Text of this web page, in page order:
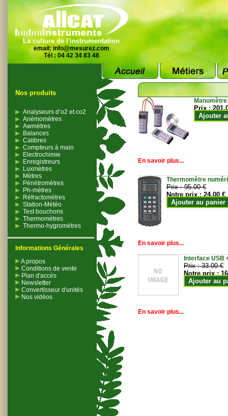
La culture de l'instrumentation
email: info@mesurez.com
Tél : 04 42 34 83 48
Nos produits
Analyseurs d’o2 et co2
Anémomètres
Awmètres
Balances
Calibres
Compteurs à main
Electrochimie
Enregistreurs
Luxmètres
Mètres
Pénétromètres
Ph-mètres
Réfractomètres
Station-Météo
Test bouchons
Thermomètres
Thermo-hygromètres
Informations Générales
A propos
Conditions de vente
Plan d'accès
Newsletter
Convertisseur d'unités
Nos vidéos
Prix :
Ajouter
En savoir plus...
Thermomètre
Prix :95.00 €
Notre prix :24.00 €
Ajouter au panier
En savoir plus...
Interface USB
Prix :33.00 €
Notre prix :
Ajouter au
En savoir plus...